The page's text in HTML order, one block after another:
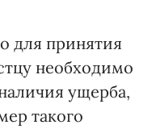
для принятия
необходимо
ущерба,
такого